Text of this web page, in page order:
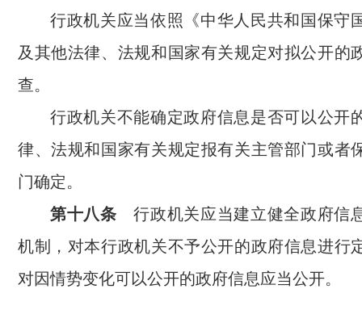
行政机关应当依照《中华人民共和国保守
及其他法律、法规和国家有关规定对拟公开的
查。
行政机关不能确定政府信息是否可以公开
律、法规和国家有关规定报有关主管部门或者
门确定。
第十八条 行政机关应当建立健全政府信
机制，对本行政机关不予公开的政府信息进行
对因情势变化可以公开的政府信息应当公开。